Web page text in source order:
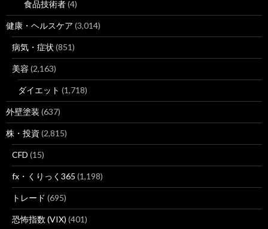
食品技術者(4)
健康・ヘルスケア (3,014)
病気・症状 (851)
美容 (2,163)
ダイエット (1,718)
外壁塗装 (637)
株・投資 (2,815)
CFD (15)
fx・くりっく365 (1,198)
トレード (695)
恐怖指数 (VIX) (401)